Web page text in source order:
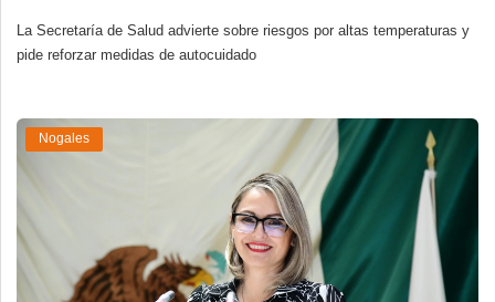
La Secretaría de Salud advierte sobre riesgos por altas temperaturas y
pide reforzar medidas de autocuidado
Nogales